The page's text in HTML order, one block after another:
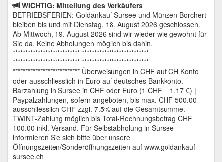
WICHTIG: Mitteilung des Verkäufers
BETRIEBSFERIEN: Goldankauf Sursee und Münzen Borchert
bleiben bis und mit Dienstag, 18. August 2026 geschlossen.
Ab Mittwoch, 19. August 2026 sind wir wieder wie gewohnt für
Sie da. Keine Abholungen möglich bis dahin.
*************************** ***************************
*************************** ***************************
*************************** Überweisungen in CHF auf CH Konto
oder ausschliesslich in Euro auf deutsches Bankkonto.
Barzahlung in Sursee in CHF oder Euro (1 CHF = 1.17 €) |
Paypalzahlungen, sofern angeboten, bis max. CHF 500.00
ausschliesslich CHF zzgl. 7.5% auf die Gesamtsumme.
TWINT-Zahlung möglich bis Total-Rechnungsbetrag CHF
100.00 inkl. Versand. Für Selbstabholung in Sursee
informieren Sie sich bitte über unsere
Öffnungszeiten/Sonderöffnungszeiten auf www.goldankauf-
sursee.ch